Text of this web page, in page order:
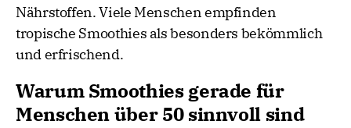
Nährstoffen. Viele Menschen empfinden
tropische Smoothies als besonders bekömmlich
und erfrischend.
Warum Smoothies gerade für
Menschen über 50 sinnvoll sind